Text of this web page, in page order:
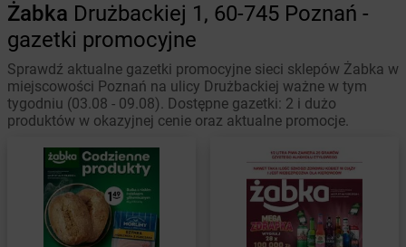
Żabka Drużbackiej 1, 60-745 Poznań -
gazetki promocyjne
Sprawdź aktualne gazetki promocyjne sieci sklepów Żabka w
miejscowości Poznań na ulicy Drużbackiej ważne w tym
tygodniu (03.08 - 09.08). Dostępne gazetki: 2 i dużo
produktów w okazyjnej cenie oraz aktualne promocje.